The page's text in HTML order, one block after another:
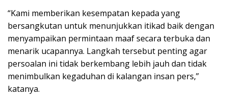
“Kami memberikan kesempatan kepada yang
bersangkutan untuk menunjukkan itikad baik dengan
menyampaikan permintaan maaf secara terbuka dan
menarik ucapannya. Langkah tersebut penting agar
persoalan ini tidak berkembang lebih jauh dan tidak
menimbulkan kegaduhan di kalangan insan pers,”
katanya.